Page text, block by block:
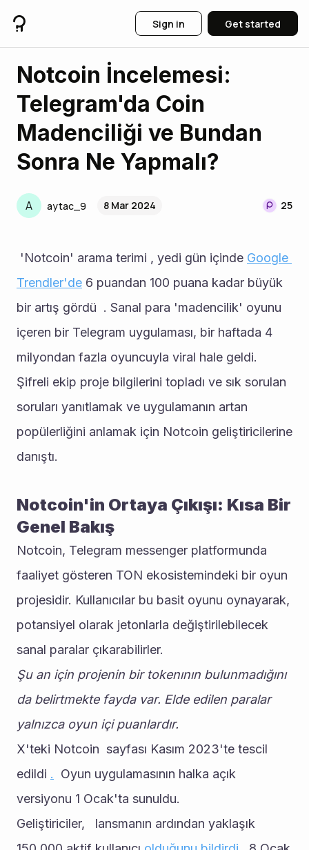
Sign in Get started
Notcoin İncelemesi:
Telegram'da Coin
Madenciliği ve Bundan
Sonra Ne Yapmalı?
A aytac_9 8 Mar 2024 25
'Notcoin' arama terimi , yedi gün içinde Google
Trendler'de 6 puandan 100 puana kadar büyük
bir artış gördü  . Sanal para 'madencilik' oyunu
içeren bir Telegram uygulaması, bir haftada 4
milyondan fazla oyuncuyla viral hale geldi.
Şifreli ekip proje bilgilerini topladı ve sık sorulan
soruları yanıtlamak ve uygulamanın artan
popülerliğini anlamak için Notcoin geliştiricilerine
danıştı.
Notcoin'in Ortaya Çıkışı: Kısa Bir
Genel Bakış
Notcoin, Telegram messenger platformunda
faaliyet gösteren TON ekosistemindeki bir oyun
projesidir. Kullanıcılar bu basit oyunu oynayarak,
potansiyel olarak jetonlarla değiştirilebilecek
sanal paralar çıkarabilirler.
Şu an için projenin bir tokenının bulunmadığını
da belirtmekte fayda var. Elde edilen paralar
yalnızca oyun içi puanlardır.
X'teki Notcoin  sayfası Kasım 2023'te tescil
edildi . Oyun uygulamasının halka açık
versiyonu 1 Ocak'ta sunuldu.
Geliştiriciler,   lansmanın ardından yaklaşık